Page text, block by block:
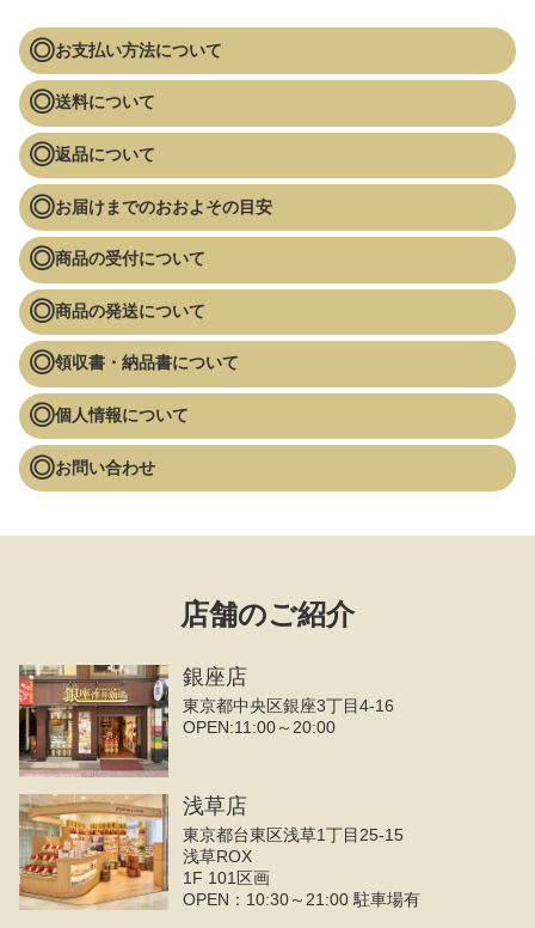
お支払い方法について
送料について
返品について
お届けまでのおおよその目安
商品の受付について
商品の発送について
領収書・納品書について
個人情報について
お問い合わせ
店舗のご紹介
銀座店
東京都中央区銀座3丁目4‐16
OPEN:11:00～20:00
浅草店
東京都台東区浅草1丁目25-15
浅草ROX
1F 101区画
OPEN：10:30～21:00 駐車場有